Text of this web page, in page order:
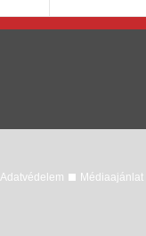
Adatvédelem Médiaajánlat